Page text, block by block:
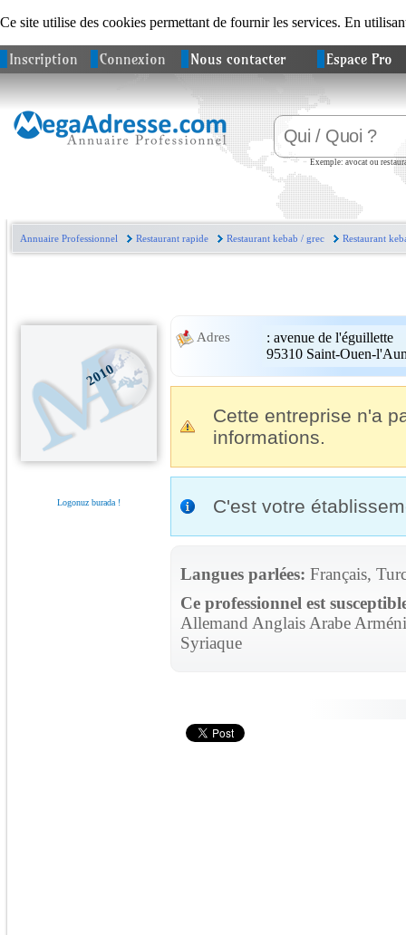
Ce site utilise des cookies permettant de fournir les services. En
Inscription Connexion Nous contacter Espace Pro
Exemple: avocat ou
Annuaire Professionnel Restaurant rapide Restaurant kebab / grec Restaurant
2010
Logonuz burada !
Adres : avenue de l'éguillette
95310 Saint-Ouen-
Cette entreprise n'a
informations.
C'est votre
Langues parlées: Français,
Ce professionnel est
Allemand Anglais Arabe
Syriaque